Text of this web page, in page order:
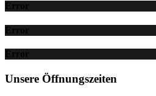
Error
Error
Error
Unsere Öffnungszeiten